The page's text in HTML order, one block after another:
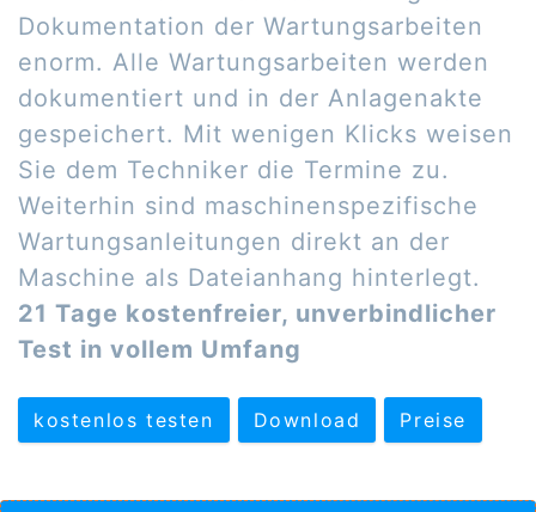
Dokumentation der Wartungsarbeiten
enorm. Alle Wartungsarbeiten werden
dokumentiert und in der Anlagenakte
gespeichert. Mit wenigen Klicks weisen
Sie dem Techniker die Termine zu.
Weiterhin sind maschinenspezifische
Wartungsanleitungen direkt an der
Maschine als Dateianhang hinterlegt.
21 Tage kostenfreier, unverbindlicher
Test in vollem Umfang
kostenlos testen Download Preise